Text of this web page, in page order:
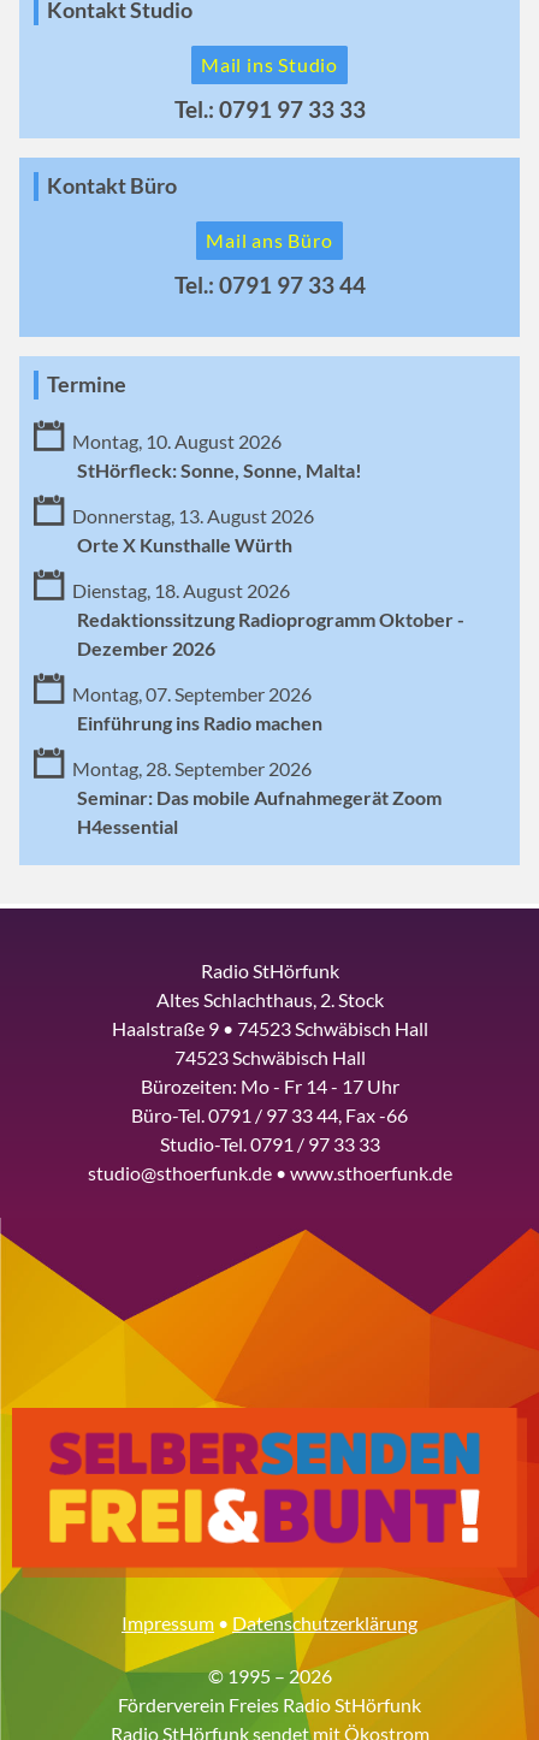
Kontakt Studio
Mail ins Studio
Tel.: 0791 97 33 33
Kontakt Büro
Mail ans Büro
Tel.: 0791 97 33 44
Termine
Montag, 10. August 2026
StHörfleck: Sonne, Sonne, Malta!
Donnerstag, 13. August 2026
Orte X Kunsthalle Würth
Dienstag, 18. August 2026
Redaktionssitzung Radioprogramm Oktober -
Dezember 2026
Montag, 07. September 2026
Einführung ins Radio machen
Montag, 28. September 2026
Seminar: Das mobile Aufnahmegerät Zoom
H4essential
Radio StHörfunk
Altes Schlachthaus, 2. Stock
Haalstraße 9 • 74523 Schwäbisch Hall
74523 Schwäbisch Hall
Bürozeiten: Mo - Fr 14 - 17 Uhr
Büro-Tel. 0791 / 97 33 44, Fax -66
Studio-Tel. 0791 / 97 33 33
studio@sthoerfunk.de • www.sthoerfunk.de
Impressum • Datenschutzerklärung
© 1995 – 2026
Förderverein Freies Radio StHörfunk
Radio StHörfunk sendet mitÖkostrom